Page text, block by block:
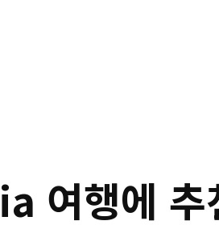
여행에 추